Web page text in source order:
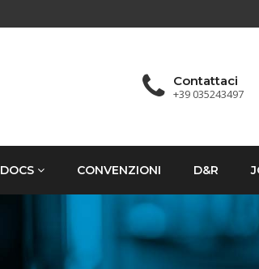
Contattaci
+39 035243497
DOCS CONVENZIONI D&R